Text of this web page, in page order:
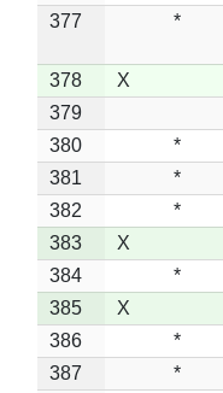
377
*
378
X
379
380
*
381
*
382
*
383
X
384
*
385
X
386
*
387
*